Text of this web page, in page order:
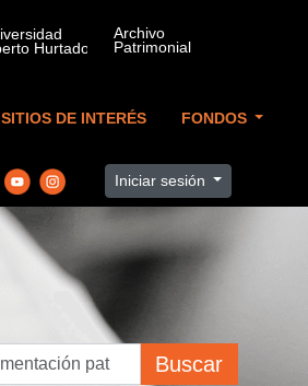
SITIOS DE INTERÉS FONDOS
Iniciar sesión
Buscar